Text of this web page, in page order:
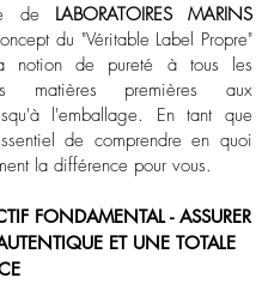
de LABORATOIRES MARINS
du "Véritable Label Propre"
notion de pureté à tous les
matières premières aux
l'emballage. En tant que
de comprendre en quoi
la différence pour vous.
FONDAMENTAL - ASSURER
ET UNE TOTALE